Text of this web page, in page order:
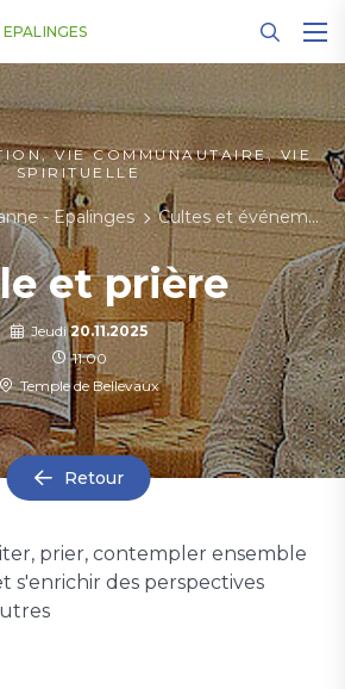
VIE COMMUNAUTAIRE, VIE
SPIRITUELLE
- Epalinges Cultes et événements
et prière
Jeudi20.11.2025
11:00
Temple de Bellevaux
Retour
prier, contempler ensemble
s'enrichir des perspectives
cookies